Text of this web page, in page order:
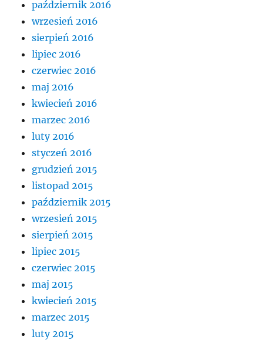
październik 2016
wrzesień 2016
sierpień 2016
lipiec 2016
czerwiec 2016
maj 2016
kwiecień 2016
marzec 2016
luty 2016
styczeń 2016
grudzień 2015
listopad 2015
październik 2015
wrzesień 2015
sierpień 2015
lipiec 2015
czerwiec 2015
maj 2015
kwiecień 2015
marzec 2015
luty 2015